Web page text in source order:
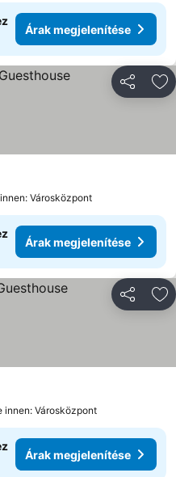
Árak megjelenítése
Városközpont
Árak megjelenítése
innen: Városközpont
Árak megjelenítése